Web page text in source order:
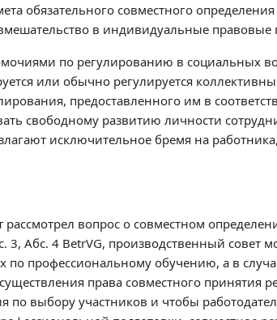
обязательного совместного определения
в индивидуальные
по регулированию в социальных
или обычно регулируется
предоставленного им в
свободному развитию личности
исключительное бремя на
вопрос о совместном
Абс. 4 BetrVG, производственный совет
профессиональному обучению, а в
права совместного принятия
выбору участников и чтобы